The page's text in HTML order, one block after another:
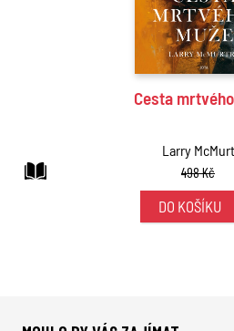
Cesta
Larry
498 Kč
DO KOŠÍKU